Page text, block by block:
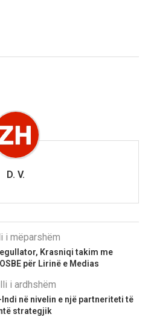
D. V.
i mëparshëm
Krasniqi takim me
për Lirinë e Medias
i ardhshëm
në nivelin e një partneriteti të
strategjik